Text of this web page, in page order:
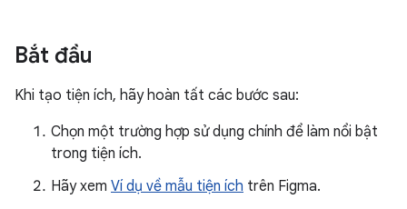
Bắt đầu
Khi tạo tiện ích, hãy hoàn tất các bước sau:
Chọn một trường hợp sử dụng chính để làm nổi bật
trong tiện ích.
Hãy xem Ví dụ về mẫu tiện ích trên Figma.